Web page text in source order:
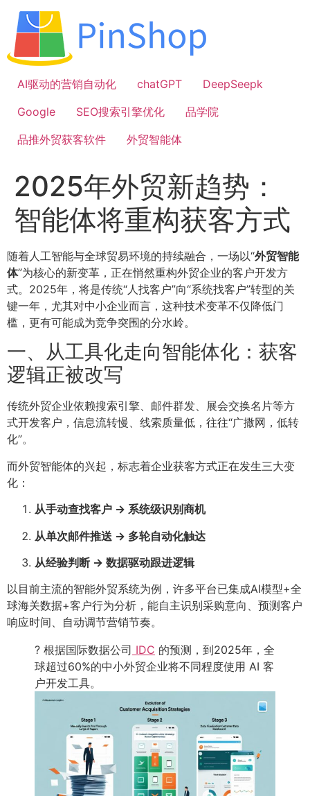
容
AI驱动的营销自动化
chatGPT
DeepSeepk
Google
SEO搜索引擎优化
品学院
品推外贸获客软件
外贸智能体
2025年外贸新趋势：
智能体将重构获客方式
随着人工智能与全球贸易环境的持续融合，一场以“外贸智能
体”为核心的新变革，正在悄然重构外贸企业的客户开发方
式。2025年，将是传统“人找客户”向“系统找客户”转型的关
键一年，尤其对中小企业而言，这种技术变革不仅降低门
槛，更有可能成为竞争突围的分水岭。
一、从工具化走向智能体化：获客
逻辑正被改写
传统外贸企业依赖搜索引擎、邮件群发、展会交换名片等方
式开发客户，信息流转慢、线索质量低，往往“广撒网，低转
化”。
而外贸智能体的兴起，标志着企业获客方式正在发生三大变
化：
从手动查找客户 → 系统级识别商机
从单次邮件推送 → 多轮自动化触达
从经验判断 → 数据驱动跟进逻辑
以目前主流的智能外贸系统为例，许多平台已集成AI模型+全
球海关数据+客户行为分析，能自主识别采购意向、预测客户
响应时间、自动调节营销节奏。
? 根据国际数据公司 IDC 的预测，到2025年，全
球超过60%的中小外贸企业将不同程度使用 AI 客
户开发工具。